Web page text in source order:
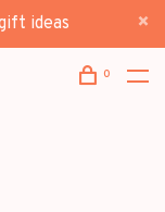
ideas
0